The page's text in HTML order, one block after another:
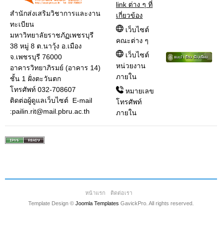
สำนักส่งเสริมวิชาการและงาน
ทะเบียน
มหาวิทยาลัยราชภัฏเพชรบุรี
38 หมู่ 8 ต.นาวุ้ง อ.เมือง
จ.เพชรบุรี 76000
อาคารวิทยาภิรมย์ (อาคาร 14)
ชั้น 1 ฝั่งตะวันตก
โทรศัพท์ 032-708607
ติดต่อผู้ดูแลเว็บไซต์ E-mail
:pailin.rit@mail.pbru.ac.th
link ต่าง ๆ ที่
เกี่ยวข้อง
เว็บไซต์
คณะต่าง ๆ
เว็บไซต์
หน่วยงาน
ภายใน
หมายเลข
โทรศัพท์
ภายใน
หน้าแรก
ติดต่อเรา
Template Design © Joomla Templates GavickPro. All rights reserved.